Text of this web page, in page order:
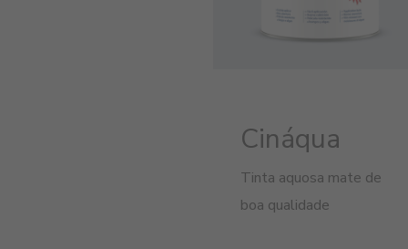
Cináqua
Tinta aquosa mate de
boa qualidade